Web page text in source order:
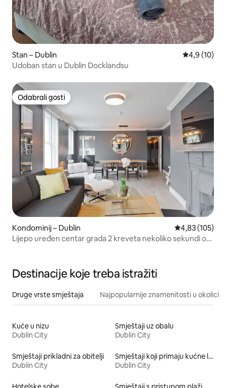
Stan – Dublin Prosječna
4,9 (10)
Udoban stan u Dublin Docklandsu
Odabrali gosti
Odabrali gosti
Kondominij – Dublin Prosječna
4,83 (105)
Lijepo uređen centar grada 2 kreveta nekoliko sekundi od
Destinacije koje treba istražiti
Druge vrste smještaja Najpopularnije znamenitosti u okolici
Kuće u nizu
Dublin City
Smještaji uz obalu
Dublin City
Smještaji prikladni za obitelji
Dublin City
Smještaji koji primaju kućne ljubimce
Dublin City